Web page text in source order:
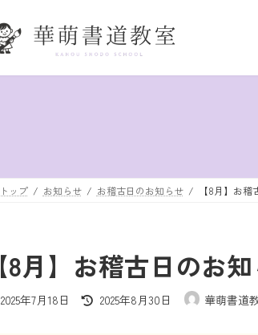
トップ お知らせ お稽古日のお知らせ 【8月】お
【8月】お稽古日のお
2025年7月18日
最
2025年8月30日 華萌書道